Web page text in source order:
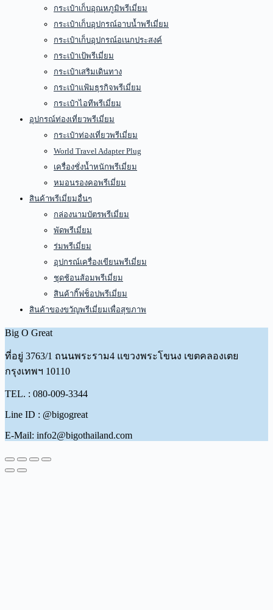
กระเป๋าเก็บอุณหภูมิพรีเมี่ยม
กระเป๋าเก็บอุปกรณ์อาบน้ำพรีเมี่ยม
กระเป๋าเก็บอุปกรณ์อเนกประสงค์
กระเป๋าเป้พรีเมี่ยม
กระเป๋าเสริมเดินทาง
กระเป๋าแฟ้มธุรกิจพรีเมี่ยม
กระเป๋าไอทีพรีเมี่ยม
อุปกรณ์ท่องเที่ยวพรีเมี่ยม
กระเป๋าท่องเที่ยวพรีเมี่ยม
World Travel Adapter Plug
เครื่องชั่งน้ำหนักพรีเมี่ยม
หมอนรองคอพรีเมี่ยม
สินค้าพรีเมี่ยมอื่นๆ
กล่องนามบัตรพรีเมี่ยม
พัดพรีเมี่ยม
ร่มพรีเมี่ยม
อุปกรณ์เครื่องเขียนพรีเมี่ยม
ชุดช้อนส้อมพรีเมี่ยม
สินค้ากิ๊ฟช็อปพรีเมี่ยม
สินค้าของขวัญพรีเมี่ยมเพื่อสุขภาพ
Big O Great
ที่อยู่ 3763/1 ถนนพระราม4 แขวงพระโขนง เขตคลองเตย
กรุงเทพฯ 10110
TEL. : 080-009-3344
Line ID : @bigogreat
E-Mail: info2@bigothailand.com